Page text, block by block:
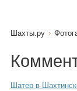
Шахты.ру
Шатер в